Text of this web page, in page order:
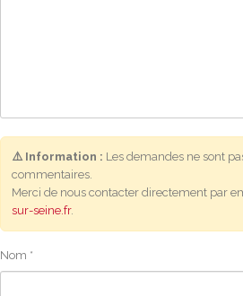
⚠️ Information : Les demandes ne sont
commentaires.
Merci de nous contacter directement par
sur-seine.fr.
Nom *